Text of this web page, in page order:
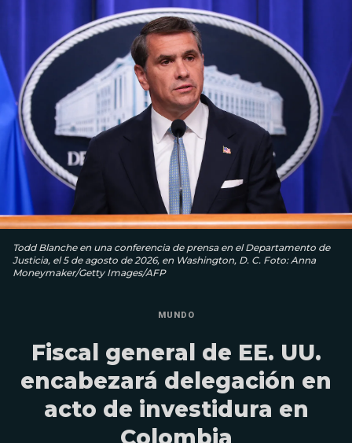
Todd Blanche en una conferencia de prensa en el Departamento de
Justicia, el 5 de agosto de 2026, en Washington, D. C. Foto: Anna
Moneymaker/Getty Images/AFP
MUNDO
Fiscal general de EE. UU.
encabezará delegación en
acto de investidura en
Colombia